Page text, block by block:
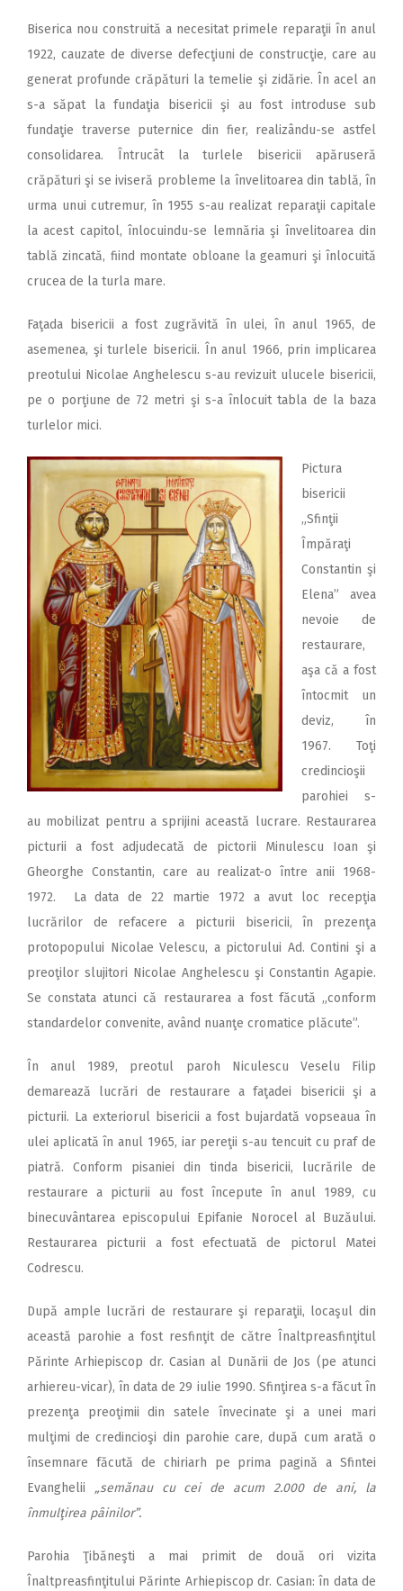
Biserica nou construită a necesitat primele reparaţii în anul
1922, cauzate de diverse defecţiuni de construcţie, care au
generat profunde crăpături la temelie şi zidărie. În acel an
s-a săpat la fundaţia bisericii şi au fost introduse sub
fundaţie traverse puternice din fier, realizându-se astfel
consolidarea. Întrucât la turlele bisericii apăruseră
crăpături şi se iviseră probleme la învelitoarea din tablă, în
urma unui cutremur, în 1955 s-au realizat reparaţii capitale
la acest capitol, înlocuindu-se lemnăria şi învelitoarea din
tablă zincată, fiind montate obloane la geamuri şi înlocuită
crucea de la turla mare.
Faţada bisericii a fost zugrăvită în ulei, în anul 1965, de
asemenea, şi turlele bisericii. În anul 1966, prin implicarea
preotului Nicolae Anghelescu s-au revizuit ulucele bisericii,
pe o porţiune de 72 metri şi s-a înlocuit tabla de la baza
turlelor mici.
Pictura
bisericii
„Sfinţii
Împăraţi
Constantin şi
Elena” avea
nevoie de
restaurare,
aşa că a fost
întocmit un
deviz, în
1967. Toţi
credincioşii
parohiei s-
au mobilizat pentru a sprijini această lucrare. Restaurarea
picturii a fost adjudecată de pictorii Minulescu Ioan şi
Gheorghe Constantin, care au realizat-o între anii 1968-
1972. La data de 22 martie 1972 a avut loc recepţia
lucrărilor de refacere a picturii bisericii, în prezenţa
protopopului Nicolae Velescu, a pictorului Ad. Contini şi a
preoţilor slujitori Nicolae Anghelescu şi Constantin Agapie.
Se constata atunci că restaurarea a fost făcută „conform
standardelor convenite, având nuanţe cromatice plăcute”.
În anul 1989, preotul paroh Niculescu Veselu Filip
demarează lucrări de restaurare a faţadei bisericii şi a
picturii. La exteriorul bisericii a fost bujardată vopseaua în
ulei aplicată în anul 1965, iar pereţii s-au tencuit cu praf de
piatră. Conform pisaniei din tinda bisericii, lucrările de
restaurare a picturii au fost începute în anul 1989, cu
binecuvântarea episcopului Epifanie Norocel al Buzăului.
Restaurarea picturii a fost efectuată de pictorul Matei
Codrescu.
După ample lucrări de restaurare şi reparaţii, locaşul din
această parohie a fost resfinţit de către Înaltpreasfinţitul
Părinte Arhiepiscop dr. Casian al Dunării de Jos (pe atunci
arhiereu-vicar), în data de 29 iulie 1990. Sfinţirea s-a făcut în
prezenţa preoţimii din satele învecinate şi a unei mari
mulţimi de credincioşi din parohie care, după cum arată o
însemnare făcută de chiriarh pe prima pagină a Sfintei
Evanghelii „semănau cu cei de acum 2.000 de ani, la
înmulţirea pâinilor”.
Parohia Ţibăneşti a mai primit de două ori vizita
Înaltpreasfinţitului Părinte Arhiepiscop dr. Casian: în data de